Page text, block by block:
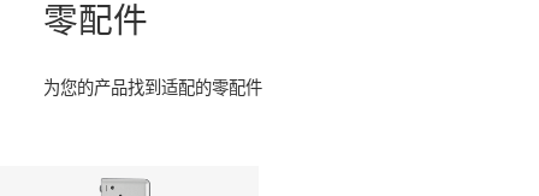
零配件
为您的产品找到适配的零配件